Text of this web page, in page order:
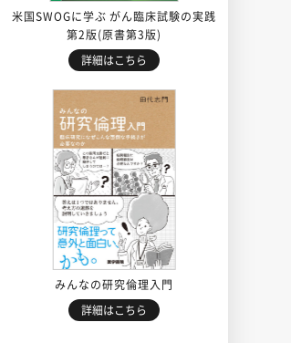
米国SWOGに学ぶ がん臨床試験の実践
第2版(原書第3版)
詳細はこちら
みんなの研究倫理入門
詳細はこちら